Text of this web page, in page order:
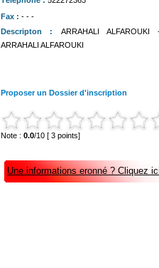
Fax : - - -
Descripton : ARRAHALI
ARRAHALI ALFAROUKI
Proposer un Dossier d'inscription
Note : 0.0/10 [ 3 points]
Une informations eronné ? Cliquez